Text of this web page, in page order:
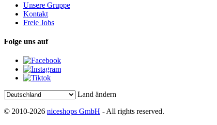
Unsere Gruppe
Kontakt
Freie Jobs
Folge uns auf
Land ändern
© 2010-2026 niceshops GmbH - All rights reserved.